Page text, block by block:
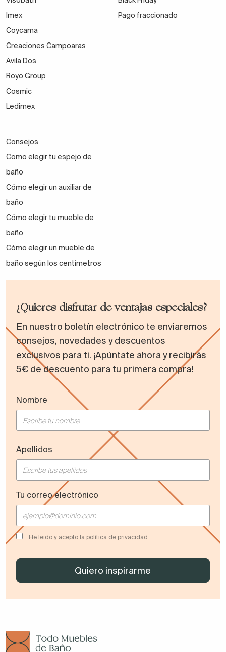
Imex
Coycama
Creaciones Campoaras
Avila Dos
Royo Group
Cosmic
Ledimex
Pago fraccionado
Consejos
Como elegir tu espejo de
baño
Cómo elegir un auxiliar de
baño
Cómo elegir tu mueble de
baño
Cómo elegir un mueble de
baño según los centímetros
¿Quieres disfrutar de ventajas especiales?
En nuestro boletín electrónico te enviaremos
consejos, novedades y descuentos
exclusivos para ti. ¡Apúntate ahora y recibirás
5€ de descuento para tu primera compra!
Nombre
Apellidos
Tu correo electrónico
He leído y acepto la política de privacidad